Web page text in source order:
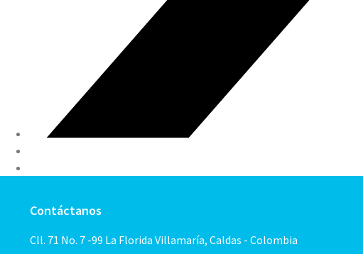
Contáctanos
Cll. 71 No. 7 -99 La Florida Villamaría, Caldas - Colombia